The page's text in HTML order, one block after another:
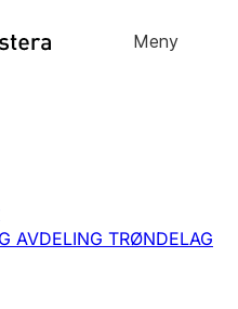
Meny
AVDELING TRØNDELAG